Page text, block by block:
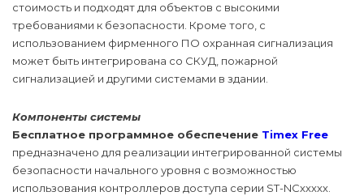
стоимость и подходят для объектов с высокими
требованиями к безопасности. Кроме того, с
использованием фирменного ПО охранная сигнализация
может быть интегрирована со СКУД, пожарной
сигнализацией и другими системами в здании.
Компоненты системы
Бесплатное программное обеспечение Timex Free
предназначено для реализации интегрированной системы
безопасности начального уровня с возможностью
использования контроллеров доступа серии ST-NCххххх.